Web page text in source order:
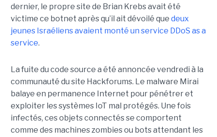
dernier, le propre site de Brian Krebs avait été
victime ce botnet après qu’il ait dévoilé que deux
jeunes Israéliens avaient monté un service DDoS as a
service.
La fuite du code source a été annoncée vendredi à la
communauté du site Hackforums. Le malware Mirai
balaye en permanence Internet pour pénétrer et
exploiter les systèmes IoT mal protégés. Une fois
infectés, ces objets connectés se comportent
comme des machines zombies ou bots attendant les